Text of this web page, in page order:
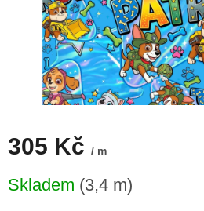
305 Kč / m
cena:
Skladem (3,4 m)